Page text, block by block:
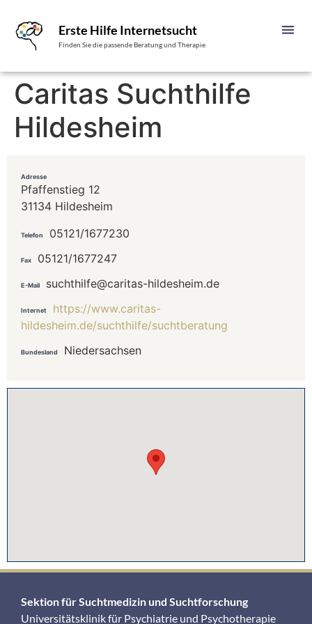
Erste Hilfe Internetsucht
Finden Sie die passende Beratung und Therapie
Caritas Suchthilfe
Hildesheim
Adresse
Pfaffenstieg 12
31134 Hildesheim
Telefon 05121/1677230
Fax 05121/1677247
E-Mail suchthilfe@caritas-hildesheim.de
Internet
https://www.caritas-
hildesheim.de/suchthilfe/suchtberatung
Bundesland Niedersachsen
Sektion für Suchtmedizin und Suchtforschung
Universitätsklinik für Psychiatrie und Psychotherapie